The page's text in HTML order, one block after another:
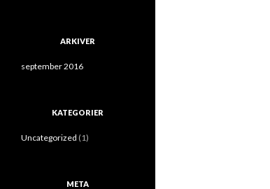
ARKIVER
september 2016
KATEGORIER
Uncategorized (1)
META